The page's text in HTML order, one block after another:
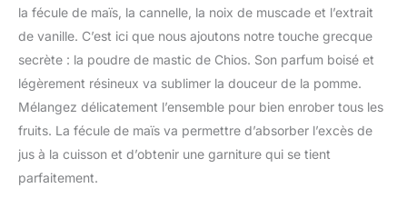
la fécule de maïs, la cannelle, la noix de muscade et l’extrait
de vanille. C’est ici que nous ajoutons notre touche grecque
secrète : la poudre de mastic de Chios. Son parfum boisé et
légèrement résineux va sublimer la douceur de la pomme.
Mélangez délicatement l’ensemble pour bien enrober tous les
fruits. La fécule de maïs va permettre d’absorber l’excès de
jus à la cuisson et d’obtenir une garniture qui se tient
parfaitement.